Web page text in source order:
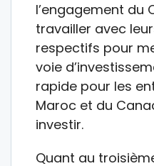
l’engagement du
travailler avec
respectifs pour
voie
rapide pour les
Maroc et du
investir.
Quant au